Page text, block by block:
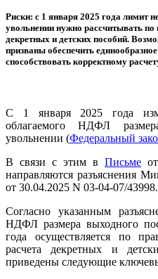
Риски: с 1 января 2025 года
увольнении нужно рассчитывать
декретных и детских пособий.
призваны обеспечить
способствовать корректному
C 1 января 2025 года
облагаемого НДФЛ
увольнении (Федеральный
В связи с этим в Письме
направляются разъяснения
от 30.04.2025 N 03-04-07/43998.
Согласно указанным
НДФЛ размера выходного
года осуществляется по
расчета декретных и
приведены следующие